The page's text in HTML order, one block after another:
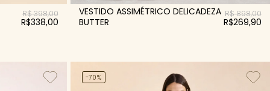
R$ 398,00
R$338,00
VESTIDO ASSIMÉTRICO DELICADEZA
BUTTER
R$ 898,00
R$269,90
-70%